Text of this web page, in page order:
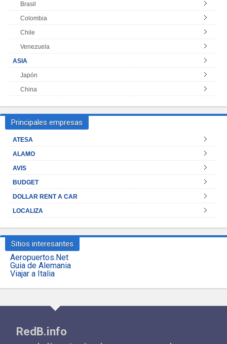
Brasil
Colombia
Chile
Venezuela
ASIA
Japón
China
Principales empresas
ATESA
ALAMO
AVIS
BUDGET
DOLLAR RENT A CAR
LOCALIZA
Sitios interesantes
Aeropuertos.Net
Guia de Alemania
Viajar a Italia
RedB.info